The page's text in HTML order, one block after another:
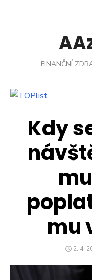
FINANČNÍ
Kdy
mu
2. 4.